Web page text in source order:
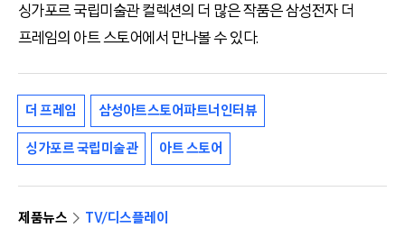
싱가포르 국립미술관 컬렉션의 더 많은 작품은 삼성전자 더
프레임의 아트 스토어에서 만나볼 수 있다.
더 프레임 삼성아트스토어파트너인터뷰
싱가포르 국립미술관 아트 스토어
제품뉴스
TV/디스플레이